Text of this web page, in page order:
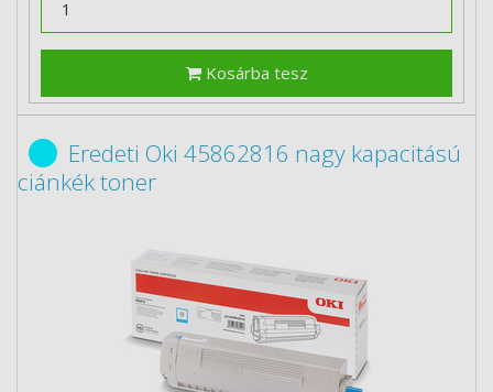
Kosárba tesz
Eredeti Oki 45862816 nagy kapacitású
ciánkék toner